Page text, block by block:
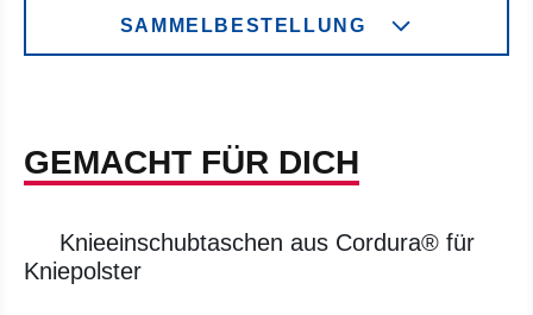
SAMMELBESTELLUNG
GEMACHT FÜR DICH
Knieeinschubtaschen aus Cordura® für
Kniepolster